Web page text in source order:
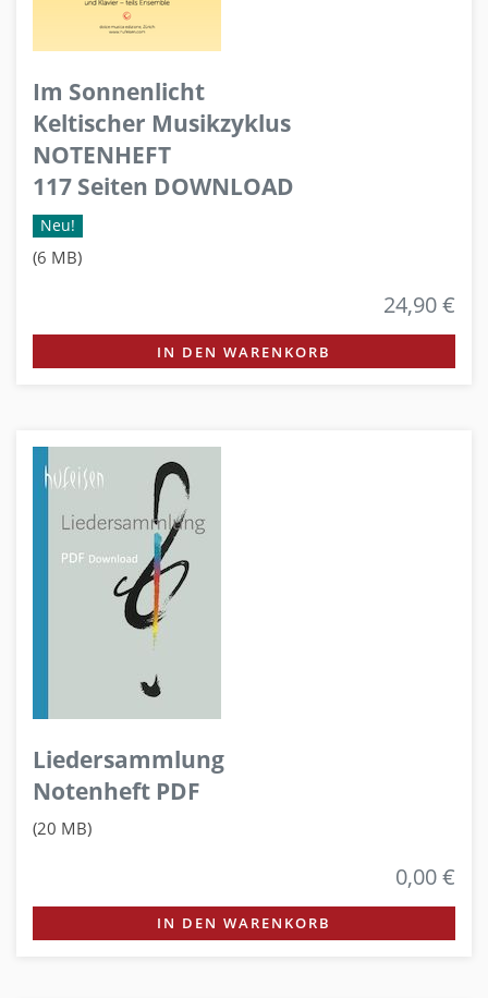
Im Sonnenlicht
Keltischer Musikzyklus
NOTENHEFT
117 Seiten DOWNLOAD
Neu!
(6 MB)
24,90 €
IN DEN WARENKORB
Liedersammlung
Notenheft PDF
(20 MB)
0,00 €
IN DEN WARENKORB